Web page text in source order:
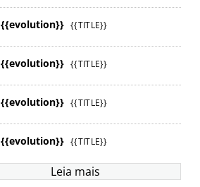
{{evolution}} {{TITLE}}
{{evolution}} {{TITLE}}
{{evolution}} {{TITLE}}
{{evolution}} {{TITLE}}
Leia mais